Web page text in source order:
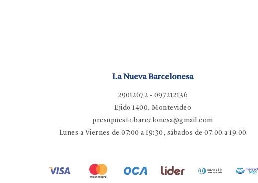
La Nueva Barcelonesa
29012672 - 097212136
Ejido 1400, Montevideo
presupuesto.barcelonesa@gmail.com
Lunes a Viernes de 07:00 a 19:30, sábados de 07:00 a 19:00